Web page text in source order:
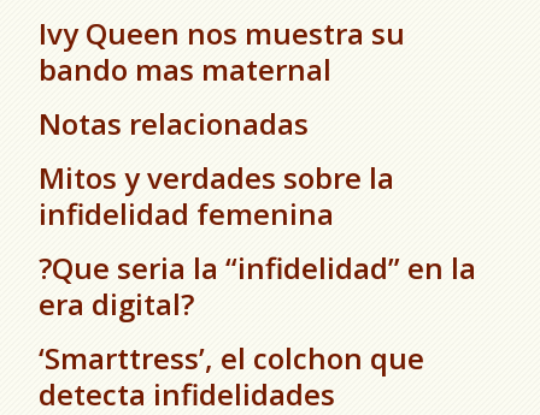
Ivy Queen nos muestra su
bando mas maternal
Notas relacionadas
Mitos y verdades sobre la
infidelidad femenina
?Que seri­a la “infidelidad” en la
era digital?
‘Smarttress’, el colchon que
detecta infidelidades